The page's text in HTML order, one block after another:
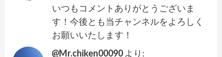
いつもコメントありがとうございま
す！今後とも当チャンネルをよろしく
お願いいたします！
@Mr.chiken00090 より: